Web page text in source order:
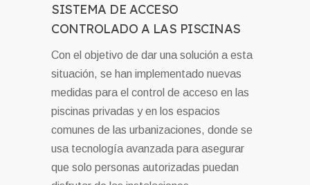
SISTEMA DE ACCESO
CONTROLADO A LAS PISCINAS
Con el objetivo de dar una solución a esta
situación, se han implementado nuevas
medidas para el control de acceso en las
piscinas privadas y en los espacios
comunes de las urbanizaciones, donde se
usa tecnología avanzada para asegurar
que solo personas autorizadas puedan